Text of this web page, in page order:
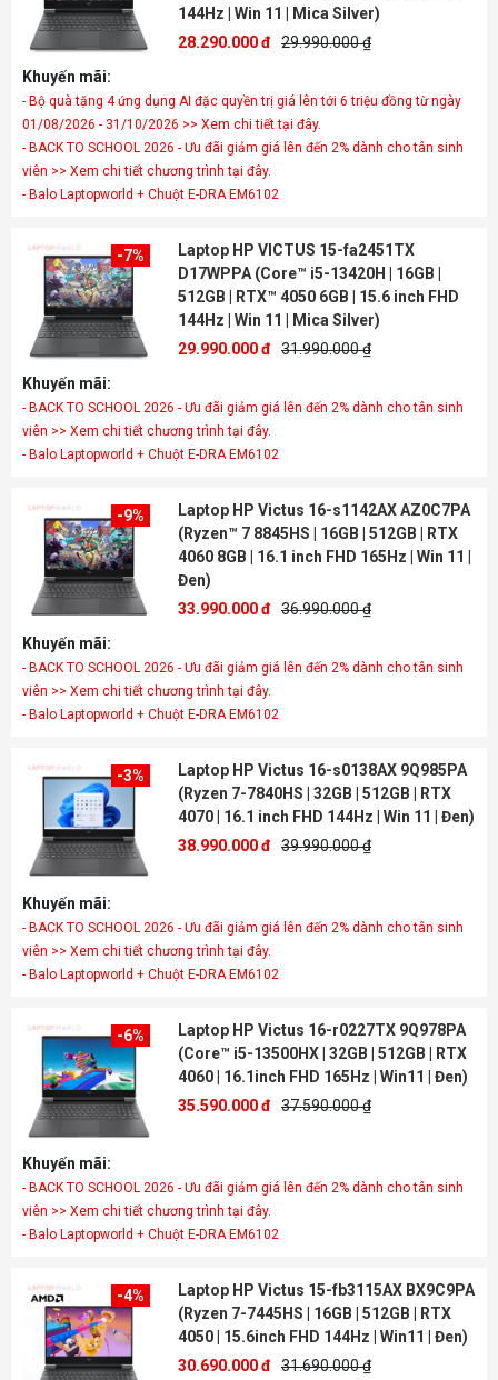
144Hz | Win 11 | Mica Silver)
28.290.000 đ 29.990.000 ₫
Khuyến mãi:
- Bộ quà tặng 4 ứng dụng AI đặc quyền trị giá lên tới 6 triệu đồng từ ngày
01/08/2026 - 31/10/2026 >> Xem chi tiết tại đây.
- BACK TO SCHOOL 2026 - Ưu đãi giảm giá lên đến 2% dành cho tân sinh
viên >> Xem chi tiết chương trình tại đây.
- Balo Laptopworld + Chuột E-DRA EM6102
-7%
Laptop HP VICTUS 15-fa2451TX
D17WPPA (Core™ i5-13420H | 16GB |
512GB | RTX™ 4050 6GB | 15.6 inch FHD
144Hz | Win 11 | Mica Silver)
29.990.000 đ 31.990.000 ₫
Khuyến mãi:
- BACK TO SCHOOL 2026 - Ưu đãi giảm giá lên đến 2% dành cho tân sinh
viên >> Xem chi tiết chương trình tại đây.
- Balo Laptopworld + Chuột E-DRA EM6102
-9%
Laptop HP Victus 16-s1142AX AZ0C7PA
(Ryzen™ 7 8845HS | 16GB | 512GB | RTX
4060 8GB | 16.1 inch FHD 165Hz | Win 11 |
Đen)
33.990.000 đ 36.990.000 ₫
Khuyến mãi:
- BACK TO SCHOOL 2026 - Ưu đãi giảm giá lên đến 2% dành cho tân sinh
viên >> Xem chi tiết chương trình tại đây.
- Balo Laptopworld + Chuột E-DRA EM6102
-3%
Laptop HP Victus 16-s0138AX 9Q985PA
(Ryzen 7-7840HS | 32GB | 512GB | RTX
4070 | 16.1 inch FHD 144Hz | Win 11 | Đen)
38.990.000 đ 39.990.000 ₫
Khuyến mãi:
- BACK TO SCHOOL 2026 - Ưu đãi giảm giá lên đến 2% dành cho tân sinh
viên >> Xem chi tiết chương trình tại đây.
- Balo Laptopworld + Chuột E-DRA EM6102
-6%
Laptop HP Victus 16-r0227TX 9Q978PA
(Core™ i5-13500HX | 32GB | 512GB | RTX
4060 | 16.1inch FHD 165Hz | Win11 | Đen)
35.590.000 đ 37.590.000 ₫
Khuyến mãi:
- BACK TO SCHOOL 2026 - Ưu đãi giảm giá lên đến 2% dành cho tân sinh
viên >> Xem chi tiết chương trình tại đây.
- Balo Laptopworld + Chuột E-DRA EM6102
-4%
Laptop HP Victus 15-fb3115AX BX9C9PA
(Ryzen 7-7445HS | 16GB | 512GB | RTX
4050 | 15.6inch FHD 144Hz | Win11 | Đen)
30.690.000 đ 31.690.000 ₫